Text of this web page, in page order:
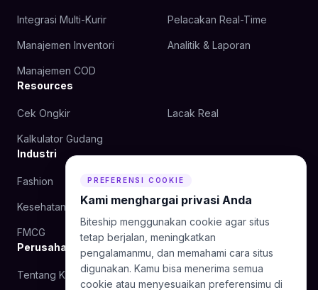
Integrasi Multi-Kurir Pelacakan Real-Time
Manajemen Inventori Analitik & Laporan
Manajemen COD
Resources
Cek Ongkir Lacak Real
Kalkulator Gudang
Industri
Fashion Kecantikan
Kesehatan Makanan
FMCG
Perusahaan
Tentang Kami Blog
PREFERENSI COOKIE
Kami menghargai privasi Anda
Biteship menggunakan cookie agar situs
tetap berjalan, meningkatkan
pengalamanmu, dan memahami cara situs
digunakan. Kamu bisa menerima semua
cookie atau menyesuaikan preferensimu di